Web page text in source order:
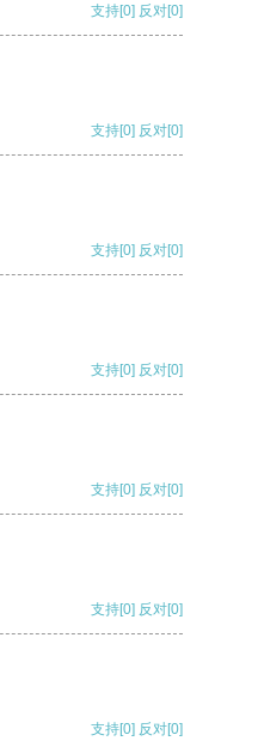
支持[0] 反对[0]
支持[0] 反对[0]
支持[0] 反对[0]
支持[0] 反对[0]
支持[0] 反对[0]
支持[0] 反对[0]
支持[0] 反对[0]